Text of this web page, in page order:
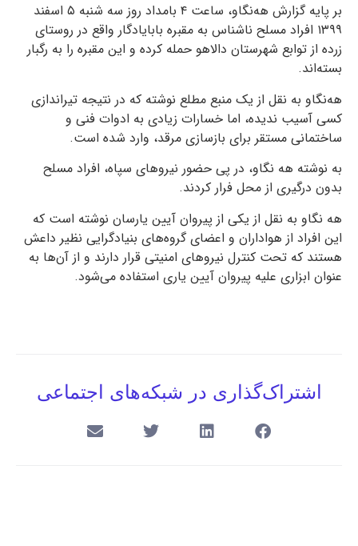
بر پایه گزارش هه‌نگاو، ساعت ۴ بامداد روز سه شنبه ۵ اسفند
۱۳۹۹ افراد مسلح ناشناس به مقبره بابایادگار واقع در روستای
زرده از توابع شهرستان دالاهو حمله کرده و این مقبره را به رگبار
بسته‌اند.
هه‌نگاو به نقل از یک منبع مطلع نوشته که در نتیجه تیراندازی
کسی آسیب ندیده، اما خسارات زیادی به ادوات فنی و
ساختمانی مستقر برای بازسازی مرقد، وارد شده است.
به نوشته هه نگاو، در پی حضور نیروهای سپاه، افراد مسلح
بدون درگیری از محل فرار کردند.
هه نگاو به نقل از یکی از پیروان آیین یارسان نوشته است که
این افراد از هواداران و اعضای گروه‌های بنیادگرایی نظیر داعش
هستند که تحت کنترل نیروهای امنیتی قرار دارند و از آن‌ها به
عنوان ابزاری علیه پیروان آیین یاری استفاده می‌شود.
اشتراک‌گذاری در شبکه‌های اجتماعی